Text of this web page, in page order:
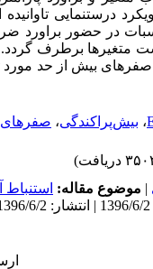
درستنمایی
در حضور براورد
متغیرها برطرف گردد.
، بیش‌پراکندگی، صفرهای
| موضوع مقاله: استنباط